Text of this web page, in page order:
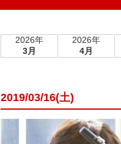
2026年
3月
2026年
4月
2019/03/16(土)